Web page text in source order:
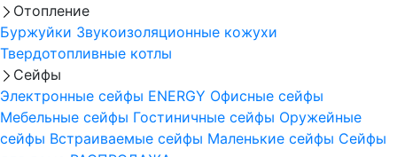
Отопление
Буржуйки Звукоизоляционные кожухи
Твердотопливные котлы
Сейфы
Электронные сейфы ENERGY Офисные сейфы
Мебельные сейфы Гостиничные сейфы Оружейные
сейфы Встраиваемые сейфы Маленькие сейфы Сейфы